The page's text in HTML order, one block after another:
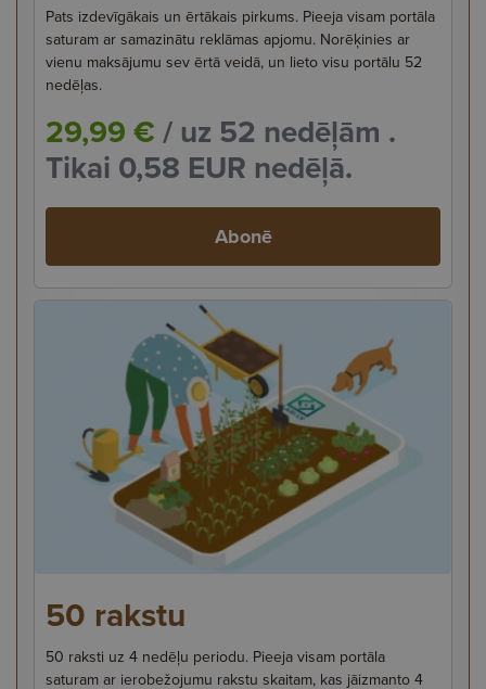
Pats izdevīgākais un ērtākais pirkums. Pieeja visam portāla
saturam ar samazinātu reklāmas apjomu. Norēķinies ar
vienu maksājumu sev ērtā veidā, un lieto visu portālu 52
nedēļas.
29,99 €/ uz 52 nedēļām .
Tikai 0,58 EUR nedēļā.
Abonē
50 rakstu
50 raksti uz 4 nedēļu periodu. Pieeja visam portāla
saturam ar ierobežojumu rakstu skaitam, kas jāizmanto 4